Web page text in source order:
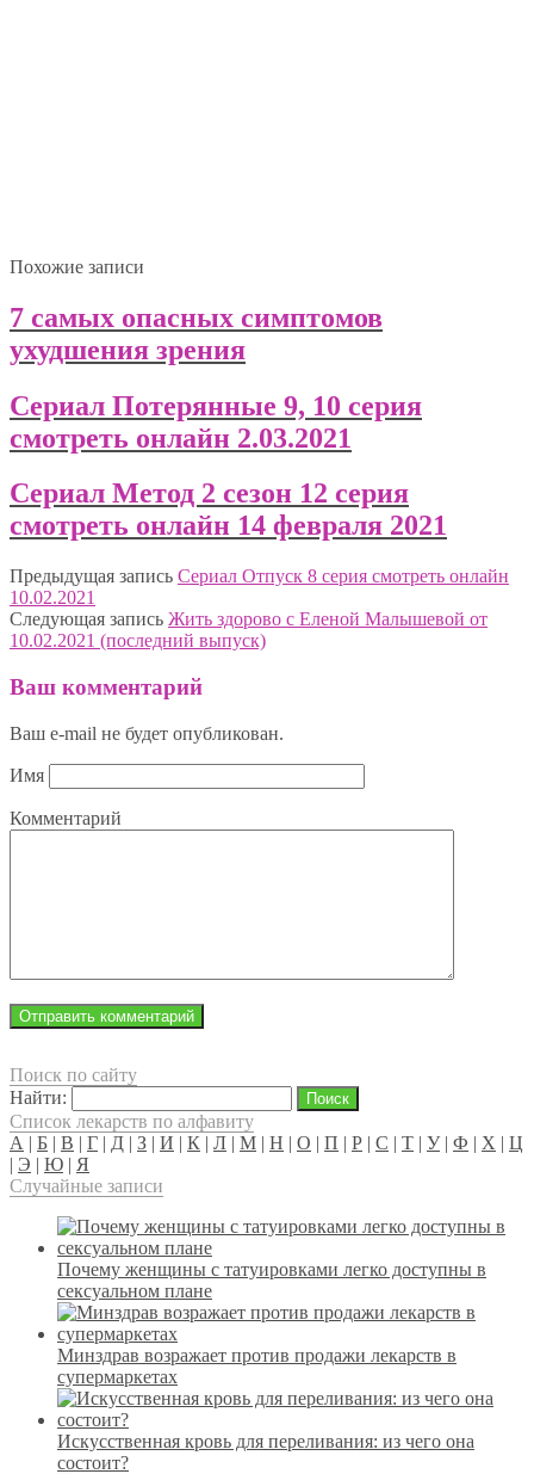
Похожие записи
7 самых опасных симптомов
ухудшения зрения
Сериал Потерянные 9, 10 серия
смотреть онлайн 2.03.2021
Сериал Метод 2 сезон 12 серия
смотреть онлайн 14 февраля 2021
Предыдущая запись Сериал Отпуск 8 серия смотреть онлайн
10.02.2021
Следующая запись Жить здорово с Еленой Малышевой от
10.02.2021 (последний выпуск)
Ваш комментарий
Ваш e-mail не будет опубликован.
Имя
Комментарий
Поиск по сайту
Найти:
Список лекарств по алфавиту
А | Б | В | Г | Д | З | И | К | Л | М | Н | О | П | Р | С | Т | У| Ф | Х | Ц
| Э | Ю | Я
Случайные записи
Почему женщины с татуировками легко доступны в
сексуальном плане
Минздрав возражает против продажи лекарств в
супермаркетах
Искусственная кровь для переливания: из чего она
состоит?